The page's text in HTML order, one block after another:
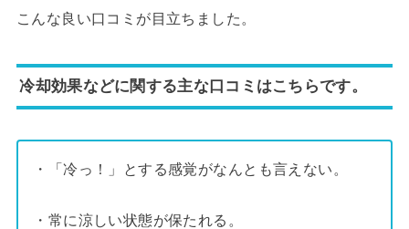
こんな良い口コミが目立ちました。
冷却効果などに関する主な口コミはこちらです。
・「冷っ！」とする感覚がなんとも言えない。
・常に涼しい状態が保たれる。